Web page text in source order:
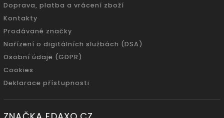
Doprava, platba a vrácení zboží
Kontakty
Prodávané značky
Nařízení o digitálních službách (DSA)
Osobní údaje (GDPR)
Cookies
Deklarace přístupnosti